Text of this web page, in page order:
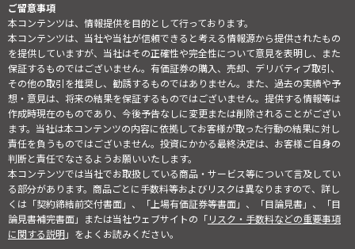
ご留意事項
本コンテンツは、情報提供を目的として行っております。
本コンテンツは、当社や当社が信頼できると考える情報源から提供されたもの
を提供していますが、当社はその正確性や完全性について意見を表明し、また
保証するものではございません。有価証券の購入、売却、デリバティブ取引、
その他の取引を推奨し、勧誘するものではありません。また、過去の実績や予
想・意見は、将来の結果を保証するものではございません。提供する情報等は
作成時現在のものであり、今後予告なしに変更または削除されることがござい
ます。当社は本コンテンツの内容に依拠してお客様が取った行動の結果に対し
責任を負うものではございません。投資にかかる最終決定は、お客様ご自身の
判断と責任でなさるようお願いいたします。
本コンテンツでは当社でお取扱している商品・サービス等について言及してい
る部分があります。商品ごとに手数料等およびリスクは異なりますので、詳し
くは「契約締結前交付書面」、「上場有価証券等書面」、「目論見書」、「目
論見書補完書面」または当社ウェブサイトの「リスク・手数料などの重要事項
に関する説明」をよくお読みください。